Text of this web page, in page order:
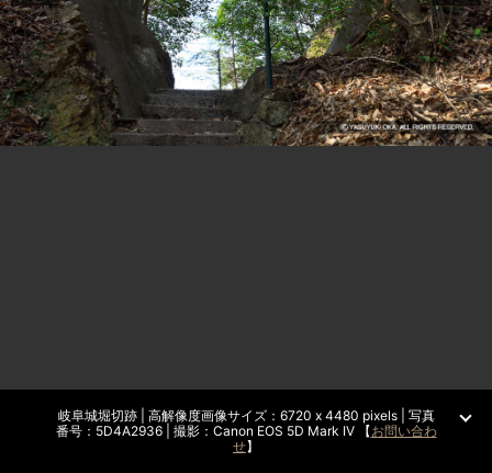
岐阜城堀切跡 | 高解像度画像サイズ：6720 x 4480 pixels | 写真
番号：5D4A2936 | 撮影：Canon EOS 5D Mark IV 【お問い合わ
せ】